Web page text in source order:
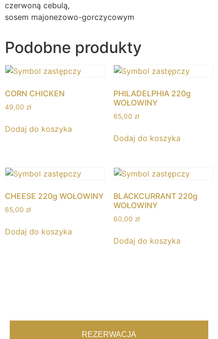
czerwoną cebulą,
sosem majonezowo-gorczycowym
Podobne produkty
CORN CHICKEN
49,00 zł
Dodaj do koszyka
PHILADELPHIA 220g
WOŁOWINY
65,00 zł
Dodaj do koszyka
CHEESE 220g WOŁOWINY
65,00 zł
Dodaj do koszyka
BLACKCURRANT 220g
WOŁOWINY
60,00 zł
Dodaj do koszyka
REZERWACJA